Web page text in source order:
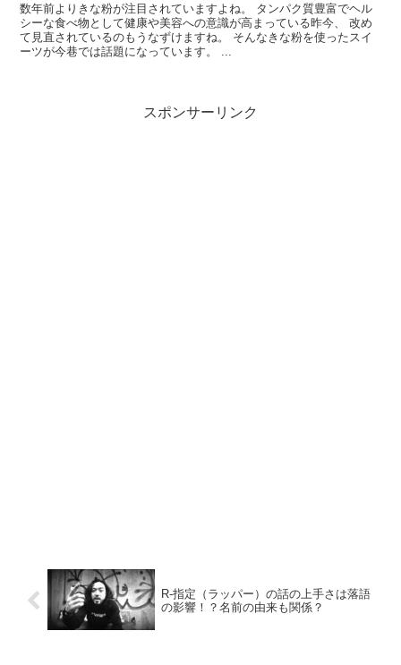
数年前よりきな粉が注目されていますよね。 タンパク質豊富でヘル
シーな食べ物として健康や美容への意識が高まっている昨今、 改め
て見直されているのもうなずけますね。 そんなきな粉を使ったスイ
ーツが今巷では話題になっています。 ...
スポンサーリンク
R-指定（ラッパー）の話の上手さは落語
の影響！？名前の由来も関係？